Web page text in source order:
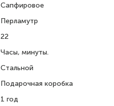
Сапфировое
Перламутр
22
Часы, минуты.
Стальной
Подарочная коробка
1 год